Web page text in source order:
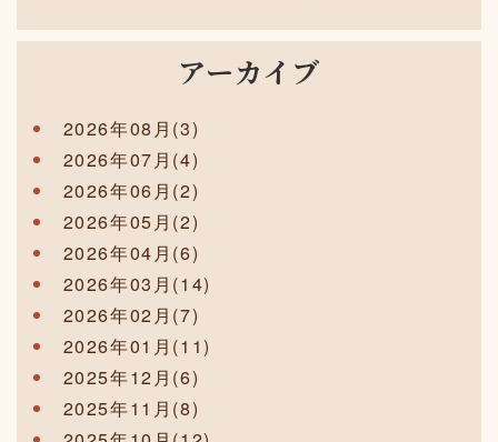
アーカイブ
2026年08月(3)
2026年07月(4)
2026年06月(2)
2026年05月(2)
2026年04月(6)
2026年03月(14)
2026年02月(7)
2026年01月(11)
2025年12月(6)
2025年11月(8)